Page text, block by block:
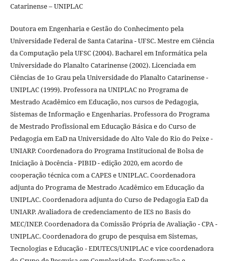
Catarinense – UNIPLAC
Doutora em Engenharia e Gestão do Conhecimento pela
Universidade Federal de Santa Catarina - UFSC. Mestre em Ciência
da Computação pela UFSC (2004). Bacharel em Informática pela
Universidade do Planalto Catarinense (2002). Licenciada em
Ciências de 1o Grau pela Universidade do Planalto Catarinense -
UNIPLAC (1999). Professora na UNIPLAC no Programa de
Mestrado Acadêmico em Educação, nos cursos de Pedagogia,
Sistemas de Informação e Engenharias. Professora do Programa
de Mestrado Profissional em Educação Básica e do Curso de
Pedagogia em EaD na Universidade do Alto Vale do Rio do Peixe -
UNIARP. Coordenadora do Programa Institucional de Bolsa de
Iniciação à Docência - PIBID - edição 2020, em acordo de
cooperação técnica com a CAPES e UNIPLAC. Coordenadora
adjunta do Programa de Mestrado Acadêmico em Educação da
UNIPLAC. Coordenadora adjunta do Curso de Pedagogia EaD da
UNIARP. Avaliadora de credenciamento de IES no Basis do
MEC/INEP. Coordenadora da Comissão Própria de Avaliação - CPA -
UNIPLAC. Coordenadora do grupo de pesquisa em Sistemas,
Tecnologias e Educação - EDUTECS/UNIPLAC e vice coordenadora